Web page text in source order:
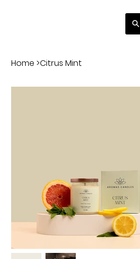
Home >Citrus Mint